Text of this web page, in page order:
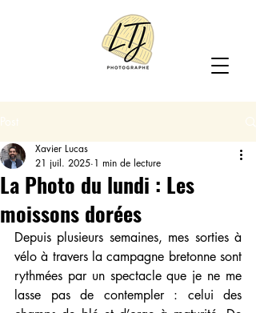
La Photo du lundi : Les
moissons dorées
Xavier Lucas
21 juil. 2025 1 min de lecture
Depuis plusieurs semaines, mes sorties à
vélo à travers la campagne bretonne sont
rythmées par un spectacle que je ne me
lasse pas de contempler : celui des